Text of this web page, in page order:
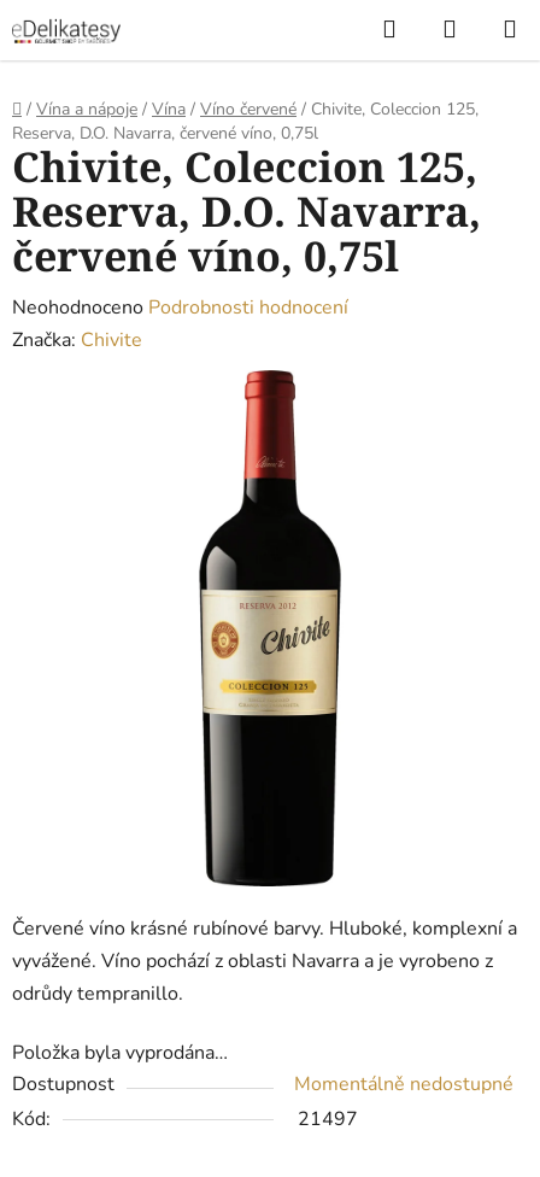
na
obsah
Hledat
KOŠÍK
Domů
/ Vína a nápoje / Vína / Víno červené / Chivite, Coleccion 125,
Reserva, D.O. Navarra, červené víno, 0,75l
Červené víno krásné rubínové barvy. Hluboké, komplexní a
vyvážené. Víno pochází z oblasti Navarra a je vyrobeno z
odrůdy tempranillo.
Položka byla vyprodána…
Dostupnost
Momentálně nedostupné
Kód:
21497
Chivite, Coleccion 125,
Reserva, D.O. Navarra,
červené víno, 0,75l
Průměrné
hodnocení
Neohodnoceno Podrobnosti hodnocení
Značka: Chivite